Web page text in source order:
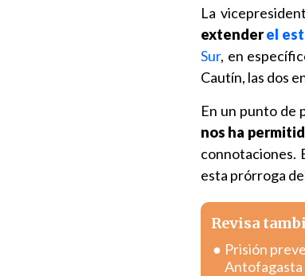
La
extenderel
Sur, en
Cautín, las dos
En un punto de
nos ha
connotaciones.
esta prórroga
Revisa
Prisión
Antofagasta